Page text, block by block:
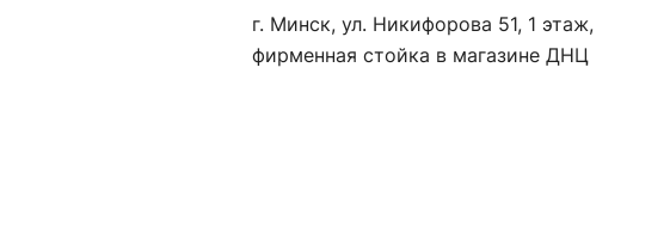
г. Минск, ул. Никифорова 51, 1 этаж,
фирменная стойка в магазине ДНЦ